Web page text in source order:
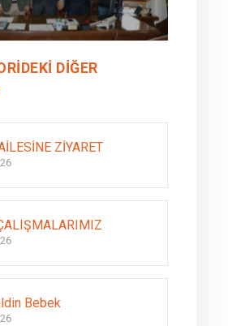
DIĞER
ZİYARET
Bebek